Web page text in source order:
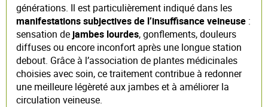
générations. Il est particulièrement indiqué dans les
manifestations subjectives de l’insuffisance veineuse :
sensation de jambes lourdes, gonflements, douleurs
diffuses ou encore inconfort après une longue station
debout. Grâce à l’association de plantes médicinales
choisies avec soin, ce traitement contribue à redonner
une meilleure légèreté aux jambes et à améliorer la
circulation veineuse.